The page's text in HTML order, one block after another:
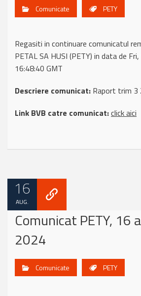
Comunicate PETY
Regasiti in continuare comunicatul
PETAL SA HUSI (PETY) in data de
16:48:40 GMT
Descriere comunicat: Raport trim 3
Link BVB catre comunicat:click aici
16
AUG.
Comunicat PETY, 16
2024
Comunicate PETY